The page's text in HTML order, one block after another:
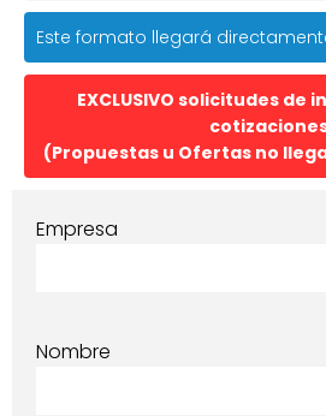
Este formato llegará
EXCLUSIVO solicitudes de
(Propuestas u Ofertas no
Empresa
Nombre